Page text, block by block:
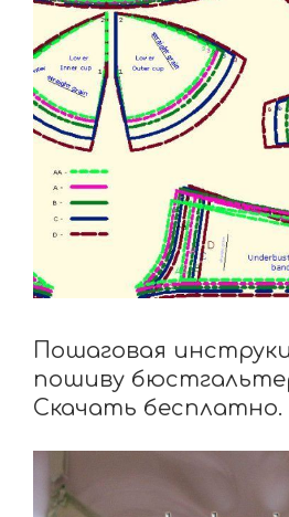
Пошаговая
пошиву
Скачать бесплатно.